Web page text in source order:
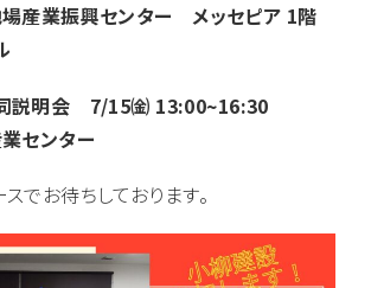
場産業振興センター メッセピア 1階
説明会 7/15㈮ 13:00~16:30
センター
でお待ちしております。